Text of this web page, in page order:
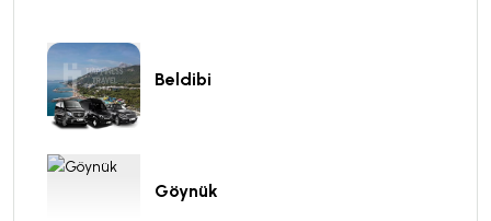
Beldibi
Göynük